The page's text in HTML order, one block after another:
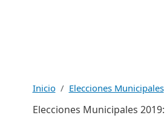
Inicio Elecciones Municipales
Elecciones Municipales